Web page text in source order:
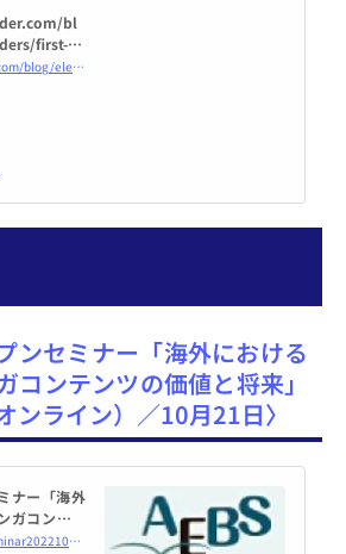
bl
first-lo
with-e
https://goodereader.com/blog/electronic-readers/first-look-at-the-sharp-e-note-with-e-ink-gallery-3
ンセミナー「海外における
コンテンツの価値と将来」
ンライン）／10月21日〉
ナー「海外
ガコンテン
https://aebs.or.jp/seminar20221021.html